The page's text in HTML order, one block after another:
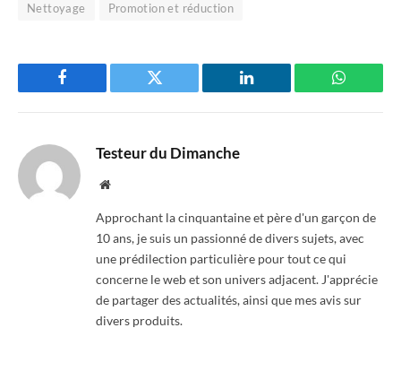
Nettoyage Promotion et réduction
Facebook Twitter LinkedIn
Testeur du Dimanche
Website
Approchant la cinquantaine et père d'un garçon de
10 ans, je suis un passionné de divers sujets, avec
une prédilection particulière pour tout ce qui
concerne le web et son univers adjacent. J'apprécie
de partager des actualités, ainsi que mes avis sur
divers produits.